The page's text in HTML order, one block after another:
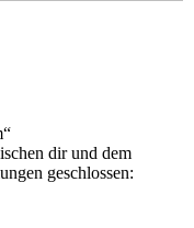
dir und dem
geschlossen: